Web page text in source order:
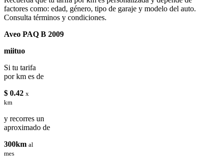
factores como: edad, género, tipo de garaje y modelo del auto.
Consulta términos y condiciones.
Aveo PAQ B 2009
miituo
Si tu tarifa
por km es de
$ 0.42 x
km
y recorres un
aproximado de
300km al
mes